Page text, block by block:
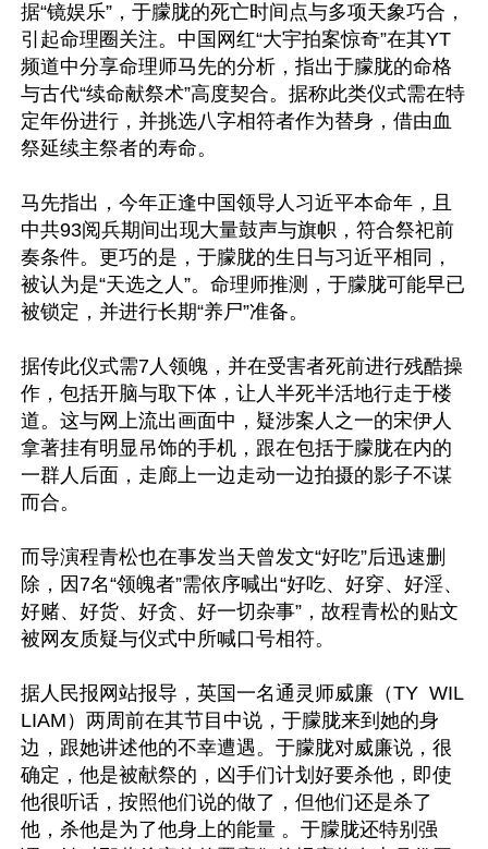
据“镜娱乐”，于朦胧的死亡时间点与多项天象巧合，
引起命理圈关注。中国网红“大宇拍案惊奇”在其YT
频道中分享命理师马先的分析，指出于朦胧的命格
与古代“续命献祭术”高度契合。据称此类仪式需在特
定年份进行，并挑选八字相符者作为替身，借由血
祭延续主祭者的寿命。
马先指出，今年正逢中国领导人习近平本命年，且
中共93阅兵期间出现大量鼓声与旗帜，符合祭祀前
奏条件。更巧的是，于朦胧的生日与习近平相同，
被认为是“天选之人”。命理师推测，于朦胧可能早已
被锁定，并进行长期“养尸”准备。
据传此仪式需7人领魄，并在受害者死前进行残酷操
作，包括开脑与取下体，让人半死半活地行走于楼
道。这与网上流出画面中，疑涉案人之一的宋伊人
拿著挂有明显吊饰的手机，跟在包括于朦胧在内的
一群人后面，走廊上一边走动一边拍摄的影子不谋
而合。
而导演程青松也在事发当天曾发文“好吃”后迅速删
除，因7名“领魄者”需依序喊出“好吃、好穿、好淫、
好赌、好货、好贪、好一切杂事”，故程青松的贴文
被网友质疑与仪式中所喊口号相符。
据人民报网站报导，英国一名通灵师威廉（TY  WIL
LIAM）两周前在其节目中说，于朦胧来到她的身
边，跟她讲述他的不幸遭遇。于朦胧对威廉说，很
确定，他是被献祭的，凶手们计划好要杀他，即使
他很听话，按照他们说的做了，但他们还是杀了
他，杀他是为了他身上的能量 。于朦胧还特别强